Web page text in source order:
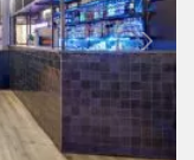
Suivant